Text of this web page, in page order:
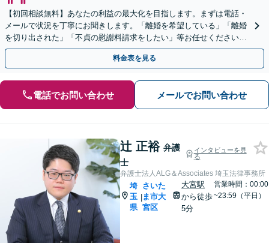
【初回相談無料】あなたの利益の最大化を目指します。まずは電話・
メールで状況を丁寧にお聞きします。「離婚を希望している」「離婚
を切り出された」「不貞の慰謝料請求をしたい」等お任せください。
【リーズナブルな料金設定】
料金表を見る
電話でお問い合わせ メールでお問い合わせ
辻 正裕 弁護
士
インタビューを見
る
弁護士法人ALG＆Associates 埼玉法律事務所
埼
玉
県
|
さいた
ま市大
宮区
大宮駅
から徒歩
5分
営業時間：00:00
~23:59（平日）